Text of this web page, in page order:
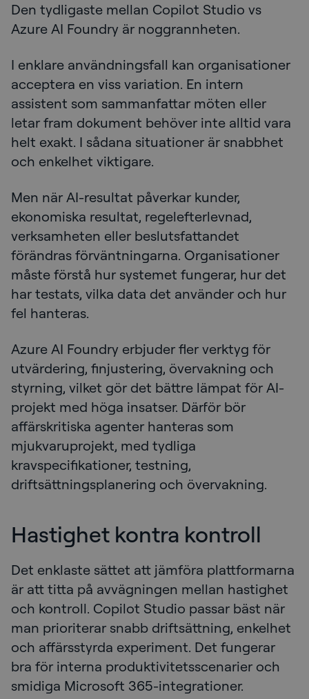
Den tydligaste mellan Copilot Studio vs
Azure AI Foundry är noggrannheten.
I enklare användningsfall kan organisationer
acceptera en viss variation. En intern
assistent som sammanfattar möten eller
letar fram dokument behöver inte alltid vara
helt exakt. I sådana situationer är snabbhet
och enkelhet viktigare.
Men när AI-resultat påverkar kunder,
ekonomiska resultat, regelefterlevnad,
verksamheten eller beslutsfattandet
förändras förväntningarna. Organisationer
måste förstå hur systemet fungerar, hur det
har testats, vilka data det använder och hur
fel hanteras.
Azure AI Foundry erbjuder fler verktyg för
utvärdering, finjustering, övervakning och
styrning, vilket gör det bättre lämpat för AI-
projekt med höga insatser. Därför bör
affärskritiska agenter hanteras som
mjukvaruprojekt, med tydliga
kravspecifikationer, testning,
driftsättningsplanering och övervakning.
Hastighet kontra kontroll
Det enklaste sättet att jämföra plattformarna
är att titta på avvägningen mellan hastighet
och kontroll. Copilot Studio passar bäst när
man prioriterar snabb driftsättning, enkelhet
och affärsstyrda experiment. Det fungerar
bra för interna produktivitetsscenarier och
smidiga Microsoft 365-integrationer.